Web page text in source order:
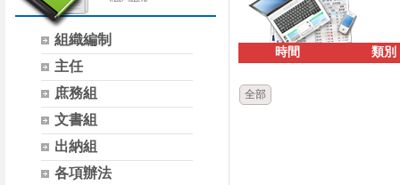
組織編制
主任
庶務組
文書組
出納組
各項辦法
時間 類別
全部